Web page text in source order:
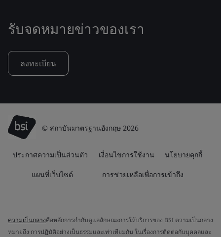
รับจดหมายข่าวของเรา
ลงทะเบียน
© สถาบันมาตรฐานอังกฤษ 2026
ประกาศความเป็นส่วนตัว เงื่อนไขการใช้งาน นโยบายคุกกี้
แผนที่เว็บไซต์ การช่วยเหลือเพื่อการเข้าถึง
ความเป็นกลางคือหลักการกำกับดูแลลักษณะการให้บริการของ BSI ความเป็นกลาง
หมายถึง การปฏิบัติอย่างเป็นธรรมและเท่าเทียมกัน ในเรื่องการติดต่อกับบุคคลและ